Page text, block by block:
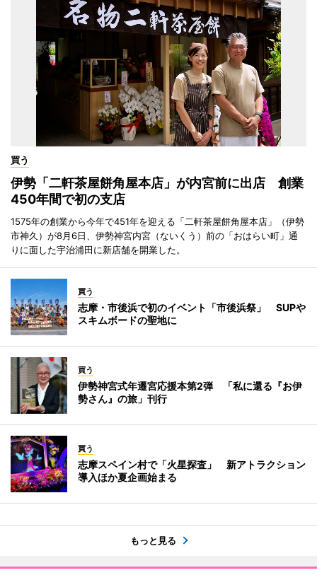
買う
伊勢「二軒茶屋餅角屋本店」が内宮前に出店 創業
450年間で初の支店
1575年の創業から今年で451年を迎える「二軒茶屋餅角屋本店」（伊勢
市神久）が8月6日、伊勢神宮内宮（ないくう）前の「おはらい町」通
りに面した宇治浦田に新店舗を開業した。
買う
志摩・市後浜で初のイベント「市後浜祭」 SUPや
スキムボードの聖地に
買う
伊勢神宮式年遷宮応援本第2弾 「私に還る『お伊
勢さん』の旅」刊行
買う
志摩スペイン村で「火星探査」 新アトラクション
導入ほか夏企画始まる
もっと見る